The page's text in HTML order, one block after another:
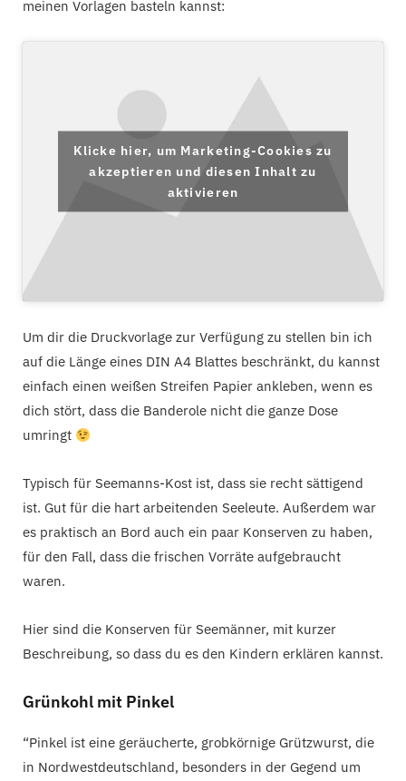
meinen Vorlagen basteln kannst:
Klicke hier, um Marketing-Cookies zu
akzeptieren und diesen Inhalt zu
aktivieren
Um dir die Druckvorlage zur Verfügung zu stellen bin ich
auf die Länge eines DIN A4 Blattes beschränkt, du kannst
einfach einen weißen Streifen Papier ankleben, wenn es
dich stört, dass die Banderole nicht die ganze Dose
umringt
Typisch für Seemanns-Kost ist, dass sie recht sättigend
ist. Gut für die hart arbeitenden Seeleute. Außerdem war
es praktisch an Bord auch ein paar Konserven zu haben,
für den Fall, dass die frischen Vorräte aufgebraucht
waren.
Hier sind die Konserven für Seemänner, mit kurzer
Beschreibung, so dass du es den Kindern erklären kannst.
Grünkohl mit Pinkel
“Pinkel ist eine geräucherte, grobkörnige Grützwurst, die
in Nordwestdeutschland, besonders in der Gegend um